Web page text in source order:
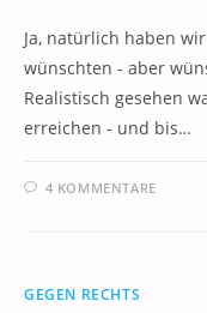
Ja, natürlich haben
wünschten - aber
Realistisch gesehen
erreichen - und bis…
4 KOMMENTARE
GEGEN RECHTS